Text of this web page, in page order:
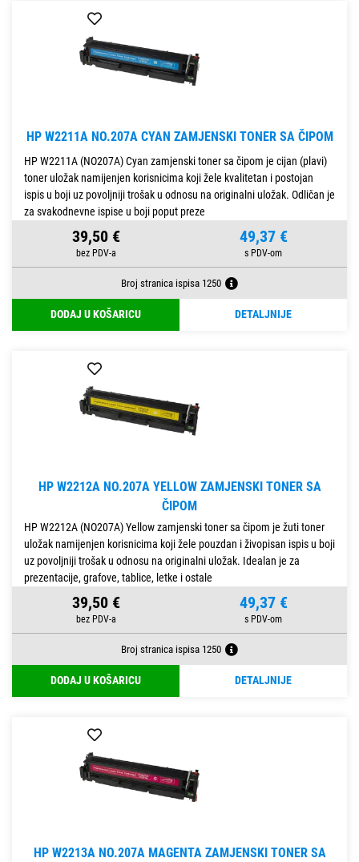
HP W2211A NO.207A CYAN ZAMJENSKI TONER SA ČIPOM
HP W2211A (NO207A) Cyan zamjenski toner sa čipom je cijan (plavi)
toner uložak namijenjen korisnicima koji žele kvalitetan i postojan
ispis u boji uz povoljniji trošak u odnosu na originalni uložak. Odličan je
za svakodnevne ispise u boji poput preze
39,50 € 49,37 €
Broj stranica ispisa 1250
DODAJ U KOŠARICU DETALJNIJE
HP W2212A NO.207A YELLOW ZAMJENSKI TONER SA
ČIPOM
HP W2212A (NO207A) Yellow zamjenski toner sa čipom je žuti toner
uložak namijenjen korisnicima koji žele pouzdan i živopisan ispis u boji
uz povoljniji trošak u odnosu na originalni uložak. Idealan je za
prezentacije, grafove, tablice, letke i ostale
39,50 € 49,37 €
Broj stranica ispisa 1250
DODAJ U KOŠARICU DETALJNIJE
HP W2213A NO.207A MAGENTA ZAMJENSKI TONER SA